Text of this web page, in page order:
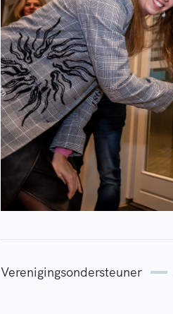
Verenigingsondersteuner